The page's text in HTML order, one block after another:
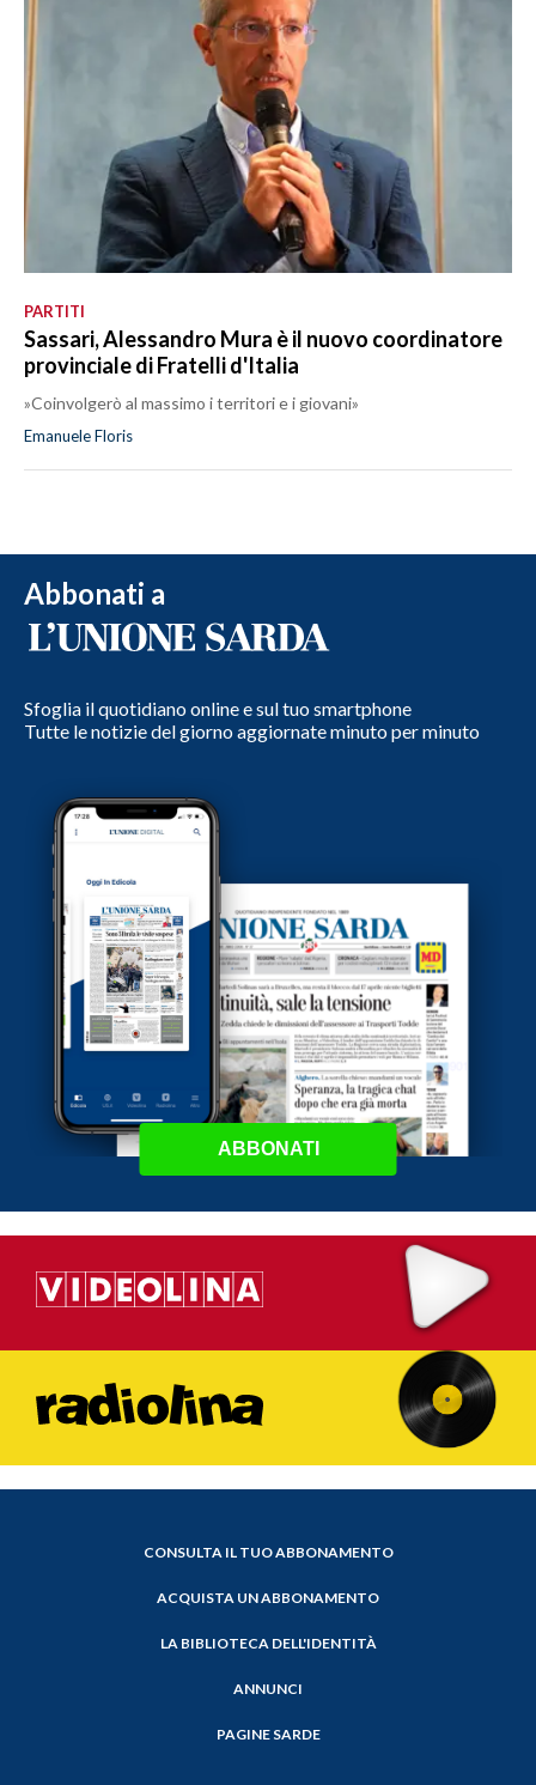
PARTITI
Sassari, Alessandro Mura è il nuovo coordinatore
provinciale di Fratelli d'Italia
»Coinvolgerò al massimo i territori e i giovani»
Emanuele Floris
Abbonati a
Sfoglia il quotidiano online e sul tuo smartphone
Tutte le notizie del giorno aggiornate minuto per minuto
ABBONATI
CONSULTA IL TUO ABBONAMENTO
ACQUISTA UN ABBONAMENTO
LA BIBLIOTECA DELL'IDENTITÀ
ANNUNCI
PAGINE SARDE